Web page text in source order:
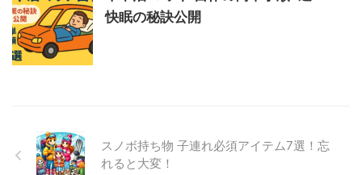
快眠の秘訣公開
スノボ持ち物 子連れ必須アイテム7選！忘
れると大変！